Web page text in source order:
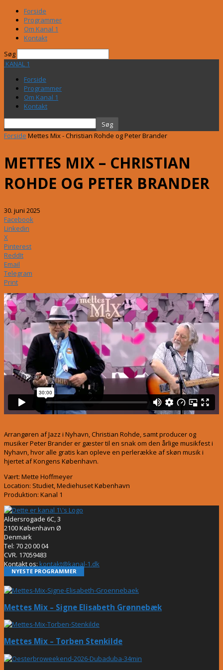
Forside
Programmer
Om Kanal 1
Kontakt
Søg
KANAL 1
Forside
Programmer
Om Kanal 1
Kontakt
Forside Mettes Mix - Christian Rohde og Peter Brander
METTES MIX – CHRISTIAN
ROHDE OG PETER BRANDER
30. juni 2025
Facebook
Linkedin
X
Pinterest
ReddIt
Email
Telegram
Print
Arrangøren af Jazz i Nyhavn, Christian Rohde, samt producer og
musiker Peter Brander er gæster til en snak om den årlige musikfest i
Nyhavn, hvor alle gratis kan opleve en perlerække af skøn musik i
hjertet af Kongens København.
Vært: Mette Hoffmeyer
Location: Studiet, Mediehuset København
Produktion: Kanal 1
Aldersrogade 6C, 3
2100 København Ø
Denmark
Tel: 70 20 00 04
CVR. 17059483
Kontakt os: kontakt@kanal-1.dk
NYESTE PROGRAMMER
Mettes Mix – Signe Elisabeth Grønnebæk
Mettes Mix – Torben Stenkilde